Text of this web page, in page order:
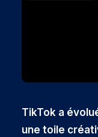
TikTok a
une toile